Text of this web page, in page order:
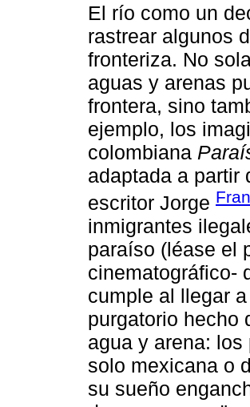
El río como un
rastrear algunos
fronteriza. No
aguas y arenas
frontera, sino
ejemplo, los
colombiana
adaptada a partir
escritor Jorge
inmigrantes
paraíso (léase el
cinematográfico-
cumple al llegar
purgatorio hecho
agua y arena:
solo mexicana o
su sueño